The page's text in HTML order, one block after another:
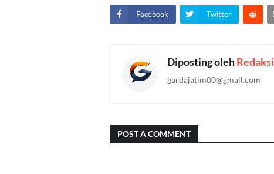
Facebook Twitter
Diposting oleh
gardajatim00@gmail.com
POST A COMMENT